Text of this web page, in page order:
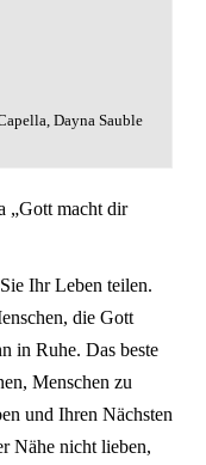
Dayna Sauble
„Gott macht dir
Ihr Leben teilen.
die Gott
in Ruhe. Das beste
Menschen zu
und Ihren Nächsten
Nähe nicht lieben,